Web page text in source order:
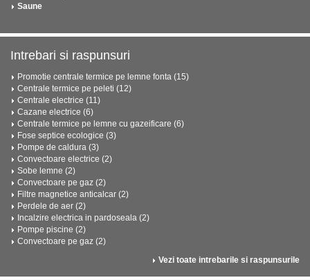
Saune
Intrebari si raspunsuri
Promotie centrale termice pe lemne fonta (15)
Centrale termice pe peleti (12)
Centrale electrice (11)
Cazane electrice (6)
Centrale termice pe lemne cu gazeificare (6)
Fose septice ecologice (3)
Pompe de caldura (3)
Convectoare electrice (2)
Sobe lemne (2)
Convectoare pe gaz (2)
Filtre magnetice anticalcar (2)
Perdele de aer (2)
Incalzire electrica in pardoseala (2)
Pompe piscine (2)
Convectoare pe gaz (2)
Vezi toate intrebarile si raspunsurile